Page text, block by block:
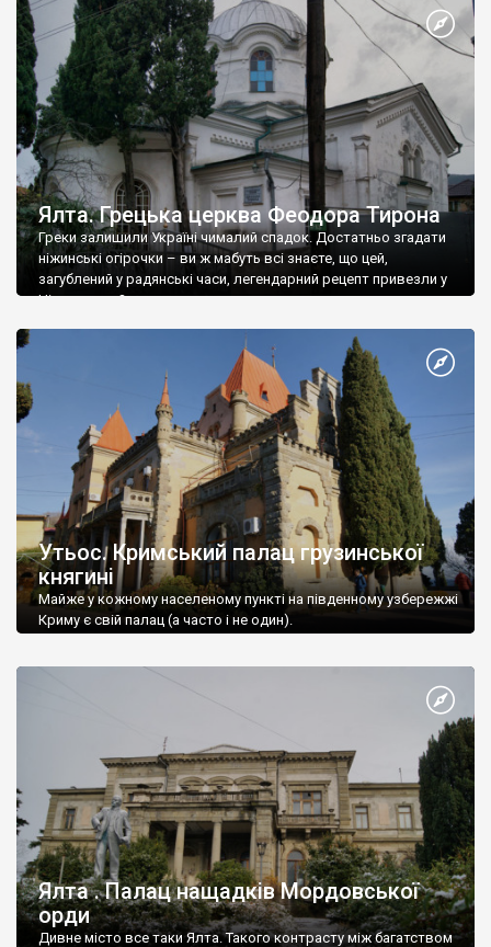
Ялта. Грецька церква Феодора Тирона
Греки залишили Україні чималий спадок. Достатньо згадати
ніжинські огірочки – ви ж мабуть всі знаєте, що цей,
загублений у радянські часи, легендарний рецепт привезли у
Ніжин греки?
Утьос. Кримський палац грузинської
княгині
Майже у кожному населеному пункті на південному узбережжі
Криму є свій палац (а часто і не один).
Ялта . Палац нащадків Мордовської
орди
Дивне місто все таки Ялта. Такого контрасту між багатством